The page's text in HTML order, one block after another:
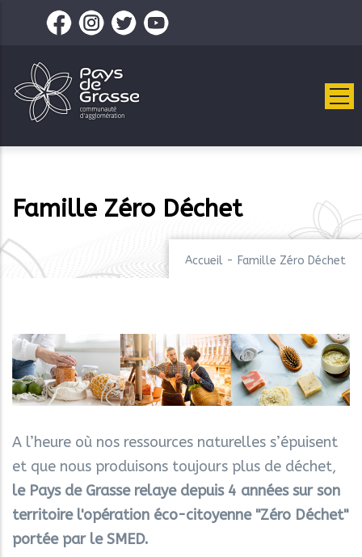
contenu
principal
Famille Zéro Déchet
Accueil - Famille Zéro Déchet
A l’heure où nos ressources naturelles s’épuisent
et que nous produisons toujours plus de déchet,
le Pays de Grasse relaye depuis 4 années sur son
territoire l'opération éco-citoyenne "Zéro Déchet"
portée par le SMED.